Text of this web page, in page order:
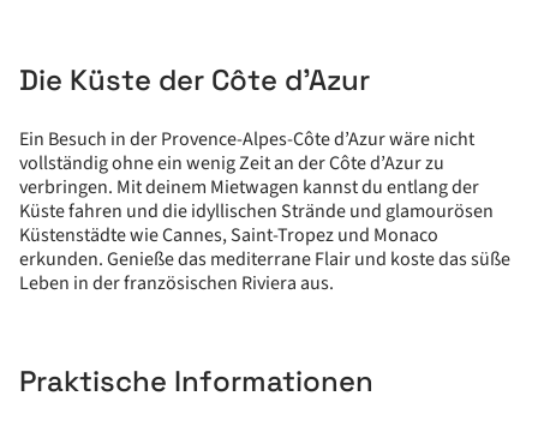
Die Küste der Côte d’Azur
Ein Besuch in der Provence-Alpes-Côte d’Azur wäre nicht
vollständig ohne ein wenig Zeit an der Côte d’Azur zu
verbringen. Mit deinem Mietwagen kannst du entlang der
Küste fahren und die idyllischen Strände und glamourösen
Küstenstädte wie Cannes, Saint-Tropez und Monaco
erkunden. Genieße das mediterrane Flair und koste das süße
Leben in der französischen Riviera aus.
Praktische Informationen